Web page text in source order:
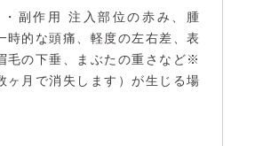
副作用 注入部位の赤み、腫
時的な頭痛、軽度の左右差、表
毛の下垂、まぶたの重さなど※
ヶ月で消失します）が生じる場